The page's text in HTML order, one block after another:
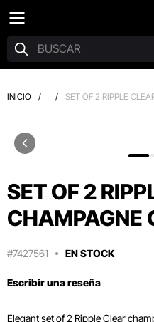
INICIO / / SET OF 2 RIPPLE
SET OF 2
CHAMPAGNE
#7427561 EN STOCK
Escribir una reseña
Elegant set of 2 Ripple Clear